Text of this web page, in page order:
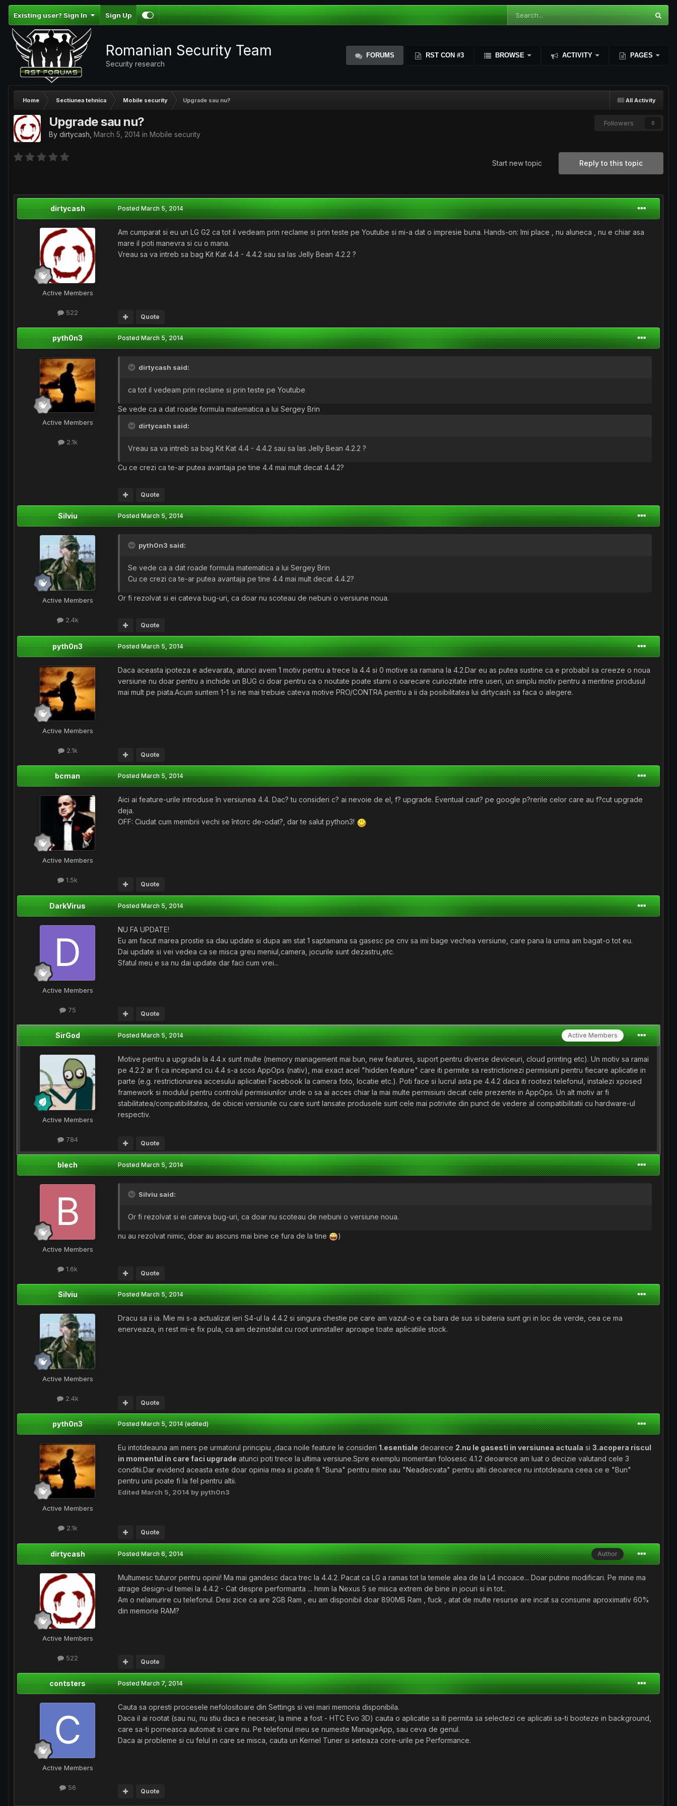
Existing user? Sign In Sign Up
Romanian Security Team
Security research
FORUMS RST CON #3 BROWSE ACTIVITY PAGES
All Activity
Home Sectiunea tehnica Mobile security Upgrade sau nu?
Followers 0
Upgrade sau nu?
By dirtycash March 5, 2014 in Mobile security
Reply to this topic
Start new topic
dirtycash
Active Members
522
PostedMarch 5, 2014
Am cumparat si eu un LG G2 ca tot il vedeam prin reclame si prin teste pe Youtube si mi-a dat o impresie buna. Hands-on: Imi place , nu aluneca , nu e chiar asa
mare il poti manevra si cu o mana.
Vreau sa va intreb sa bag Kit Kat 4.4 - 4.4.2 sau sa las Jelly Bean 4.2.2 ?
Quote
pyth0n3
Active Members
2.1k
PostedMarch 5, 2014
dirtycash said:
ca tot il vedeam prin reclame si prin teste pe Youtube
Se vede ca a dat roade formula matematica a lui Sergey Brin
dirtycash said:
Vreau sa va intreb sa bag Kit Kat 4.4 - 4.4.2 sau sa las Jelly Bean 4.2.2 ?
Cu ce crezi ca te-ar putea avantaja pe tine 4.4 mai mult decat 4.4.2?
Quote
Silviu
Active Members
2.4k
PostedMarch 5, 2014
pyth0n3 said:
Se vede ca a dat roade formula matematica a lui Sergey Brin
Cu ce crezi ca te-ar putea avantaja pe tine 4.4 mai mult decat 4.4.2?
Or fi rezolvat si ei cateva bug-uri, ca doar nu scoteau de nebuni o versiune noua.
Quote
pyth0n3
Active Members
2.1k
PostedMarch 5, 2014
Daca aceasta ipoteza e adevarata, atunci avem 1 motiv pentru a trece la 4.4 si 0 motive sa ramana la 4.2.Dar eu as putea sustine ca e probabil sa creeze o noua
versiune nu doar pentru a inchide un BUG ci doar pentru ca o noutate poate starni o oarecare curiozitate intre useri, un simplu motiv pentru a mentine produsul
mai mult pe piata.Acum suntem 1-1 si ne mai trebuie cateva motive PRO/CONTRA pentru a ii da posibilitatea lui dirtycash sa faca o alegere.
Quote
bcman
Active Members
1.5k
PostedMarch 5, 2014
Aici ai feature-urile introduse în versiunea 4.4. Dac? tu consideri c? ai nevoie de el, f? upgrade. Eventual caut? pe google p?rerile celor care au f?cut upgrade
deja.
OFF: Ciudat cum membrii vechi se întorc de-odat?, dar te salut python3!
Quote
DarkVirus
Active Members
75
PostedMarch 5, 2014
NU FA UPDATE!
Eu am facut marea prostie sa dau update si dupa am stat 1 saptamana sa gasesc pe cnv sa imi bage vechea versiune, care pana la urma am bagat-o tot eu.
Dai update si vei vedea ca se misca greu meniul,camera, jocurile sunt dezastru,etc.
Sfatul meu e sa nu dai update dar faci cum vrei...
Quote
SirGod
Active Members
784
Active Members
PostedMarch 5, 2014
Motive pentru a upgrada la 4.4.x sunt multe (memory management mai bun, new features, suport pentru diverse deviceuri, cloud printing etc). Un motiv sa ramai
pe 4.2.2 ar fi ca incepand cu 4.4 s-a scos AppOps (nativ), mai exact acel "hidden feature" care iti permite sa restrictionezi permisiuni pentru fiecare aplicatie in
parte (e.g. restrictionarea accesului aplicatiei Facebook la camera foto, locatie etc.). Poti face si lucrul asta pe 4.4.2 daca iti rootezi telefonul, instalezi xposed
framework si modulul pentru controlul permisiunilor unde o sa ai acces chiar la mai multe permisiuni decat cele prezente in AppOps. Un alt motiv ar fi
stabilitatea/compatibilitatea, de obicei versiunile cu care sunt lansate produsele sunt cele mai potrivite din punct de vedere al compatibilitatii cu hardware-ul
respectiv.
Quote
blech
Active Members
1.6k
PostedMarch 5, 2014
Silviu said:
Or fi rezolvat si ei cateva bug-uri, ca doar nu scoteau de nebuni o versiune noua.
nu au rezolvat nimic, doar au ascuns mai bine ce fura de la tine )
Quote
Silviu
Active Members
2.4k
PostedMarch 5, 2014
Dracu sa ii ia. Mie mi s-a actualizat ieri S4-ul la 4.4.2 si singura chestie pe care am vazut-o e ca bara de sus si bateria sunt gri in loc de verde, cea ce ma
enerveaza, in rest mi-e fix pula, ca am dezinstalat cu root uninstaller aproape toate aplicatiile stock.
Quote
pyth0n3
Active Members
2.1k
PostedMarch 5, 2014 (edited)
Eu intotdeauna am mers pe urmatorul principiu ,daca noile feature le consideri 1.esentiale deoarece 2.nu le gasesti in versiunea actuala si 3.acopera riscul
in momentul in care faci upgrade atunci poti trece la ultima versiune.Spre exemplu momentan folosesc 4.1.2 deoarece am luat o decizie valutand cele 3
conditii.Dar evidend aceasta este doar opinia mea si poate fi "Buna" pentru mine sau "Neadecvata" pentru altii deoarece nu intotdeauna ceea ce e "Bun"
pentru unii poate fi la fel pentru altii.
Edited March 5, 2014 by pyth0n3
Quote
dirtycash
Active Members
522
Author
PostedMarch 6, 2014
Multumesc tuturor pentru opinii! Ma mai gandesc daca trec la 4.4.2. Pacat ca LG a ramas tot la temele alea de la L4 incoace... Doar putine modificari. Pe mine ma
atrage design-ul temei la 4.4.2 - Cat despre performanta ... hmm la Nexus 5 se misca extrem de bine in jocuri si in tot..
Am o nelamurire cu telefonul. Desi zice ca are 2GB Ram , eu am disponibil doar 890MB Ram , fuck , atat de multe resurse are incat sa consume aproximativ 60%
din memorie RAM?
Quote
contsters
Active Members
56
PostedMarch 7, 2014
Cauta sa opresti procesele nefolositoare din Settings si vei mari memoria disponibila.
Daca il ai rootat (sau nu, nu stiu daca e necesar, la mine a fost - HTC Evo 3D) cauta o aplicatie sa iti permita sa selectezi ce aplicatii sa-ti booteze in background,
care sa-ti porneasca automat si care nu. Pe telefonul meu se numeste ManageApp, sau ceva de genul.
Daca ai probleme si cu felul in care se misca, cauta un Kernel Tuner si seteaza core-urile pe Performance.
Quote